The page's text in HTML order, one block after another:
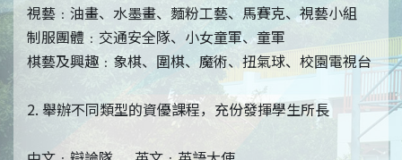
視藝﹕油畫、水墨畫、麵粉工藝、馬賽克、視藝小組
制服團體﹕交通安全隊、小女童軍、童軍
棋藝及興趣﹕象棋、圍棋、魔術、扭氣球、校園電視台
2. 舉辦不同類型的資優課程，充份發揮學生所長